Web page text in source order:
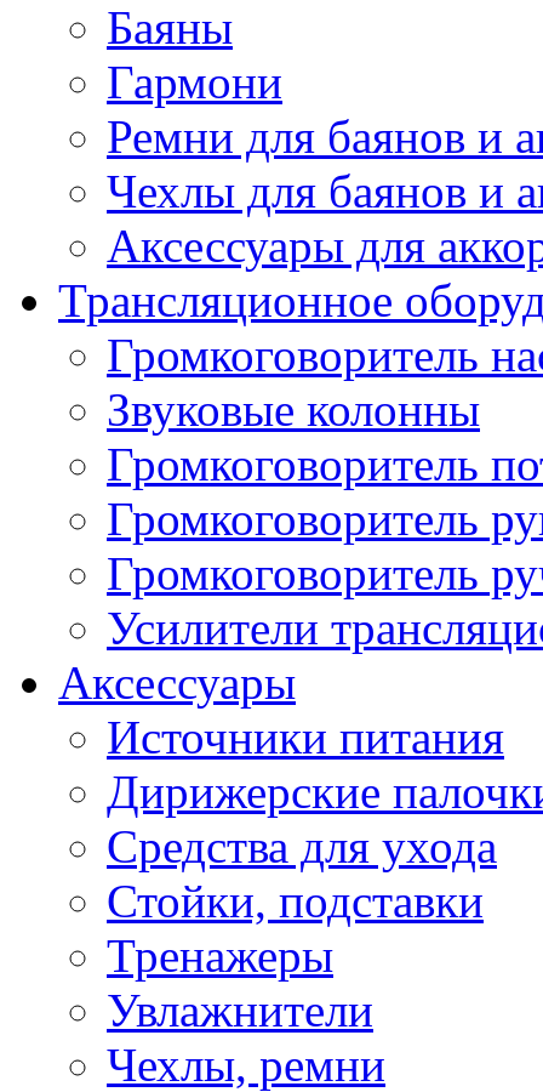
Баяны
Гармони
Ремни для баянов и
Чехлы для баянов и
Аксессуары для
Трансляционное
Громкоговоритель
Звуковые колонны
Громкоговоритель
Громкоговоритель
Громкоговоритель
Усилители
Аксессуары
Источники питания
Дирижерские
Средства для ухода
Стойки, подставки
Тренажеры
Увлажнители
Чехлы, ремни